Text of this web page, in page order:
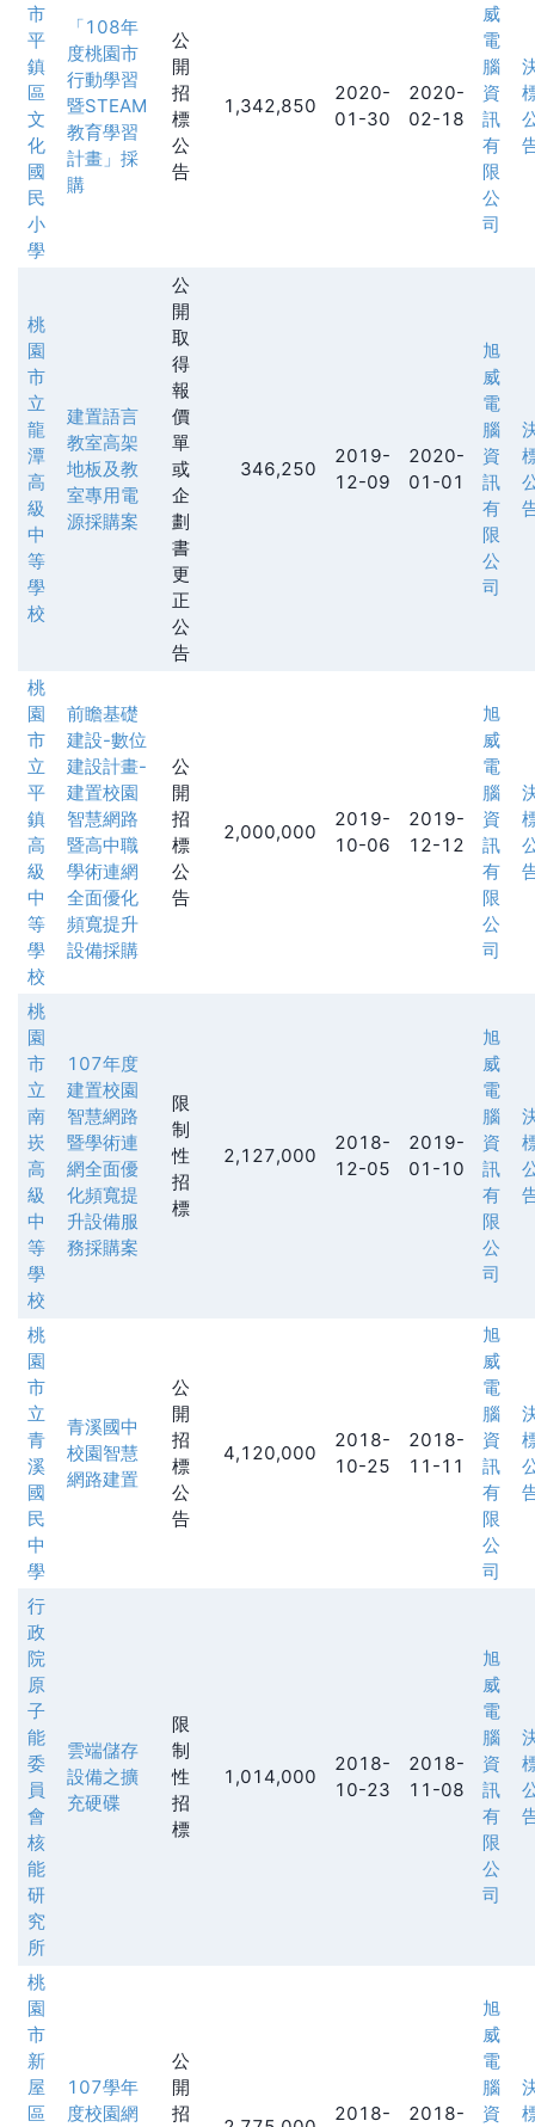
市
平
鎮
區
文
化
國
民
小
學
「108年
度桃園市
行動學習
暨STEAM
教育學習
計畫」採
購
公
開
招
標
公
告
1,342,850
2020-
01-30
2020-
02-18
威
電
腦
資
訊
有
限
公
司
桃
園
市
立
龍
潭
高
級
中
等
學
校
建置語言
教室高架
地板及教
室專用電
源採購案
公
開
取
得
報
價
單
或
企
劃
書
更
正
公
告
346,250
2019-
12-09
2020-
01-01
旭
威
電
腦
資
訊
有
限
公
司
桃
園
市
立
平
鎮
高
級
中
等
學
校
前瞻基礎
建設-數位
建設計畫-
建置校園
智慧網路
暨高中職
學術連網
全面優化
頻寬提升
設備採購
公
開
招
標
公
告
2,000,000
2019-
10-06
2019-
12-12
旭
威
電
腦
資
訊
有
限
公
司
桃
園
市
立
南
崁
高
級
中
等
學
校
107年度
建置校園
智慧網路
暨學術連
網全面優
化頻寬提
升設備服
務採購案
限
制
性
招
標
2,127,000
2018-
12-05
2019-
01-10
旭
威
電
腦
資
訊
有
限
公
司
桃
園
市
立
青
溪
國
民
中
學
青溪國中
校園智慧
網路建置
公
開
招
標
公
告
4,120,000
2018-
10-25
2018-
11-11
旭
威
電
腦
資
訊
有
限
公
司
行
政
院
原
子
能
委
員
會
核
能
研
究
所
雲端儲存
設備之擴
充硬碟
限
制
性
招
標
1,014,000
2018-
10-23
2018-
11-08
旭
威
電
腦
資
訊
有
限
公
司
桃
園
市
新
屋
區
107學年
度校園網
公
開
招
2018- 2018-
旭
威
電
腦
資